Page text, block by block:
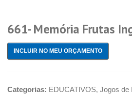
661- Memória Frutas
INCLUIR NO MEU ORÇAMENTO
Categorias: EDUCATIVOS, Jogos de